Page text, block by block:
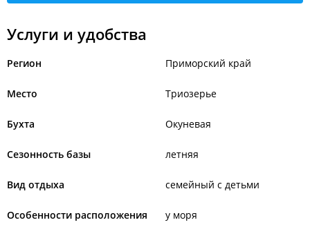
Услуги и удобства
Регион Приморский край
Место Триозерье
Бухта Окуневая
Сезонность базы летняя
Вид отдыха семейный с детьми
Особенности расположения у моря